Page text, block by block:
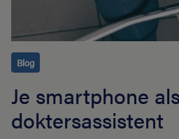
Blog
Je smartphone
doktersassistent